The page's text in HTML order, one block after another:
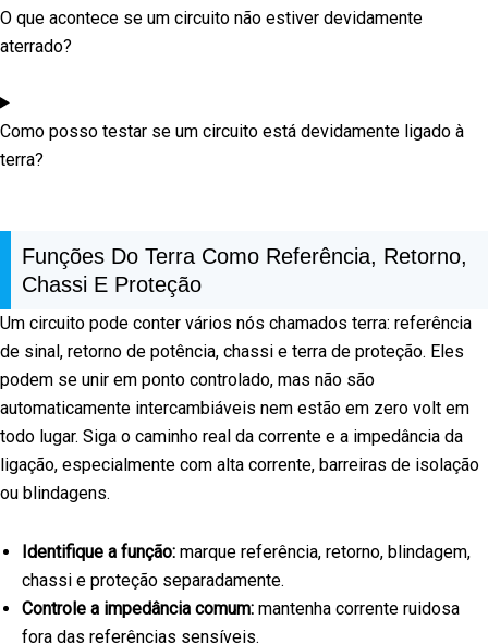
O que acontece se um circuito não estiver devidamente
aterrado?
Como posso testar se um circuito está devidamente ligado à
terra?
Funções Do Terra Como Referência, Retorno,
Chassi E Proteção
Um circuito pode conter vários nós chamados terra: referência
de sinal, retorno de potência, chassi e terra de proteção. Eles
podem se unir em ponto controlado, mas não são
automaticamente intercambiáveis nem estão em zero volt em
todo lugar. Siga o caminho real da corrente e a impedância da
ligação, especialmente com alta corrente, barreiras de isolação
ou blindagens.
Identifique a função: marque referência, retorno, blindagem,
chassi e proteção separadamente.
Controle a impedância comum: mantenha corrente ruidosa
fora das referências sensíveis.